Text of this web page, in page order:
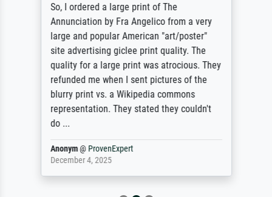
So, I ordered a large print of The
Annunciation by Fra Angelico from a very
large and popular American "art/poster"
site advertising giclee print quality. The
quality for a large print was atrocious. They
refunded me when I sent pictures of the
blurry print vs. a Wikipedia commons
representation. They stated they couldn't
do ...
Anonym@ ProvenExpert
December 4, 2025